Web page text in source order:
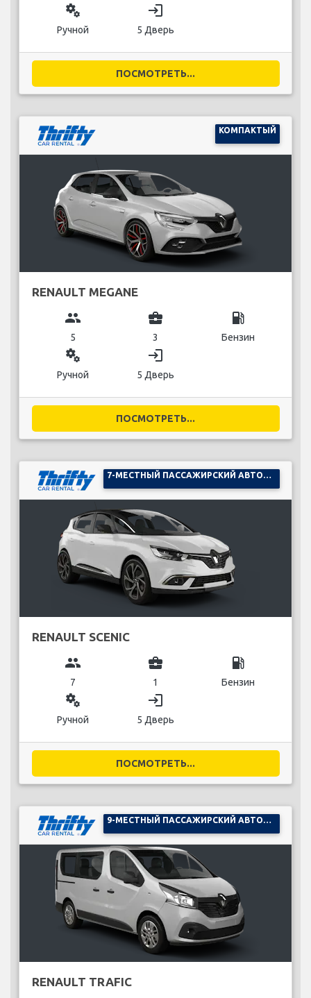
miscellaneous_services
Ручной
login
5 Дверь
ПОСМОТРЕТЬ...
КОМПАКТЫЙ
RENAULT MEGANE
group
5
business_center
3
local_gas_station
Бензин
miscellaneous_services
Ручной
login
5 Дверь
ПОСМОТРЕТЬ...
RENAULT SCENIC
group
7
business_center
1
local_gas_station
Бензин
miscellaneous_services
Ручной
login
5 Дверь
ПОСМОТРЕТЬ...
RENAULT TRAFIC